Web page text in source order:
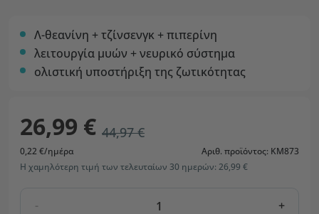
Λ-θεανίνη + τζίνσενγκ + πιπερίνη
λειτουργία μυών + νευρικό σύστημα
ολιστική υποστήριξη της ζωτικότητας
26,99 € 44,97 €
0,22 €/ημέρα
Αριθ. προϊόντος: KM873
Η χαμηλότερη τιμή των τελευταίων 30 ημερών: 26,99 €
- +